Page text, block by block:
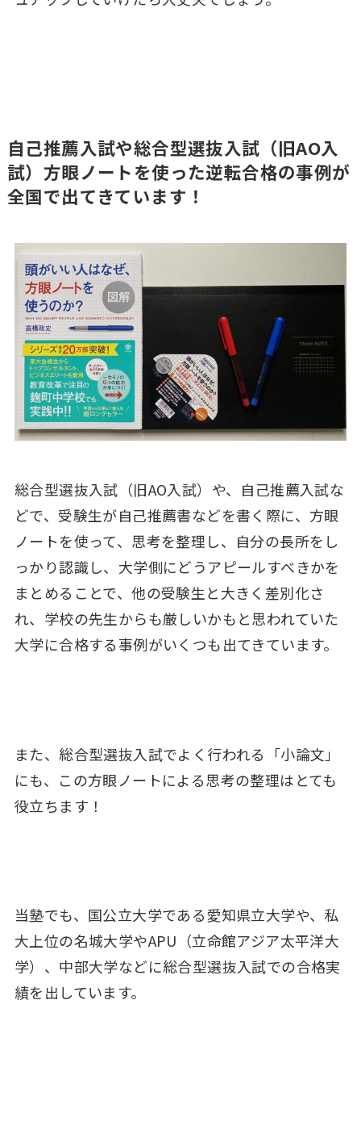
自己推薦入試や総合型選抜入試（旧AO入
試）方眼ノートを使った逆転合格の事例が
全国で出てきています！
総合型選抜入試（旧AO入試）や、自己推薦入試な
どで、受験生が自己推薦書などを書く際に、方眼
ノートを使って、思考を整理し、自分の長所をし
っかり認識し、大学側にどうアピールすべきかを
まとめることで、他の受験生と大きく差別化さ
れ、学校の先生からも厳しいかもと思われていた
大学に合格する事例がいくつも出てきています。
また、総合型選抜入試でよく行われる「小論文」
にも、この方眼ノートによる思考の整理はとても
役立ちます！
当塾でも、国公立大学である愛知県立大学や、私
大上位の名城大学やAPU（立命館アジア太平洋大
学）、中部大学などに総合型選抜入試での合格実
績を出しています。